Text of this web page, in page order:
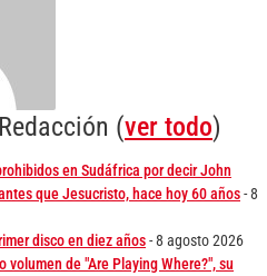
(ver todo)
en Sudáfrica por decir John
que Jesucristo, hace hoy 60 años- 8
disco en diez años- 8 agosto 2026
volumen de "Are Playing Where?", su